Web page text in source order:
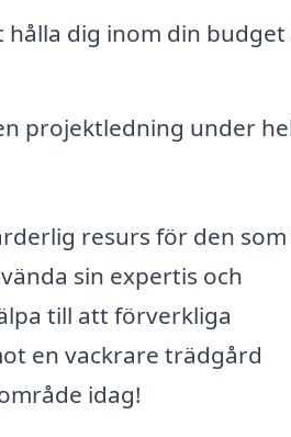
dig inom din budget
projektledning under
resurs för den som
sin expertis och
till att förverkliga
en vackrare trädgård
idag!